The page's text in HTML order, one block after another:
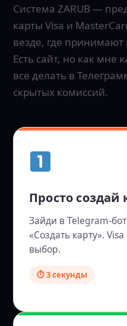
Система ZARUB —
карты Visa и
везде, где
Есть сайт, но как мне
все делать в
скрытых комиссий.
Просто создай
Зайди в Telegram-
«Создать карту».
выбор.
⏱ 3 секунды